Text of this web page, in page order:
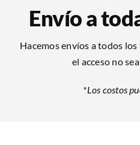
Envío a
Hacemos envíos a todos
el acceso no
*Los costos